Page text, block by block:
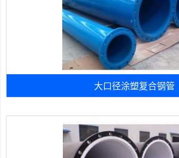
大口径涂塑复合钢管